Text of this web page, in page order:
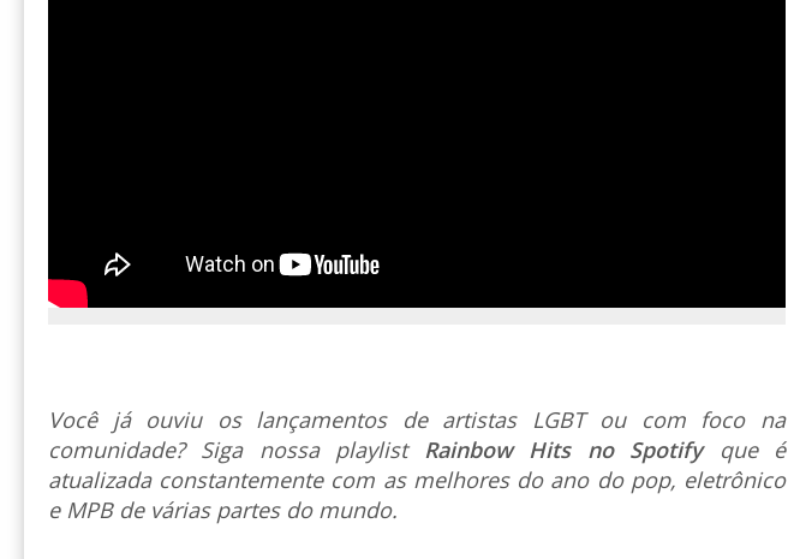
Você já ouviu os lançamentos de artistas LGBT ou com foco na
comunidade? Siga nossa playlist Rainbow Hits no Spotify que é
atualizada constantemente com as melhores do ano do pop, eletrônico
e MPB de várias partes do mundo.